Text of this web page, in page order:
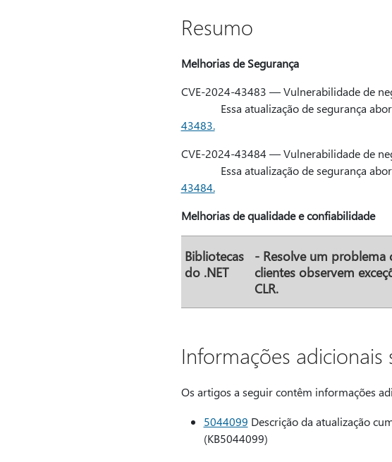
Resumo
Melhorias de Segurança
CVE-2024-43483 — Vulnerabilidade de
Essa atualização de segurança
43483.
CVE-2024-43484 — Vulnerabilidade de
Essa atualização de segurança
43484.
Melhorias de qualidade e confiabilidade
Bibliotecas
do .NET
- Resolve um problema
clientes observem
CLR.
Informações
Os artigos a seguir contêm informações
5044099 Descrição da atualização
(KB5044099)